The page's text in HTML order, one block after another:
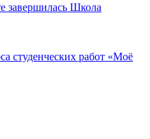
завершилась Школа
студенческих работ «Моё